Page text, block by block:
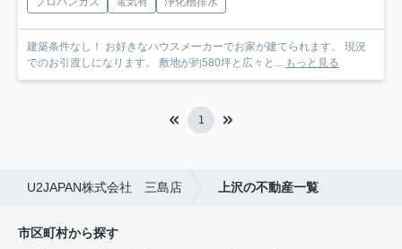
建築条件なし！ お好きなハウスメーカーでお家が建てられます。 現況
でのお引渡しになります。 敷地が約580坪と広々と... もっと見る
1
U2JAPAN株式会社 三島店 上沢の不動産一覧
市区町村から探す